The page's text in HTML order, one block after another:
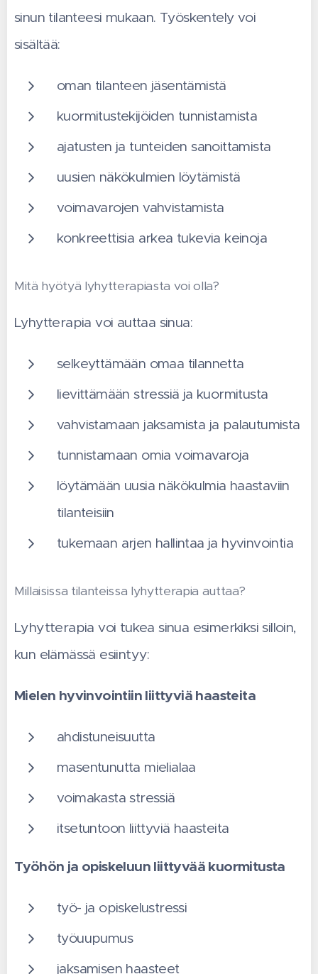
sinun tilanteesi mukaan. Työskentely voi
sisältää:
oman tilanteen jäsentämistä
kuormitustekijöiden tunnistamista
ajatusten ja tunteiden sanoittamista
uusien näkökulmien löytämistä
voimavarojen vahvistamista
konkreettisia arkea tukevia keinoja
Mitä hyötyä lyhytterapiasta voi olla?
Lyhytterapia voi auttaa sinua:
selkeyttämään omaa tilannetta
lievittämään stressiä ja kuormitusta
vahvistamaan jaksamista ja palautumista
tunnistamaan omia voimavaroja
löytämään uusia näkökulmia haastaviin
tilanteisiin
tukemaan arjen hallintaa ja hyvinvointia
Millaisissa tilanteissa lyhytterapia auttaa?
Lyhytterapia voi tukea sinua esimerkiksi silloin,
kun elämässä esiintyy:
Mielen hyvinvointiin liittyviä haasteita
ahdistuneisuutta
masentunutta mielialaa
voimakasta stressiä
itsetuntoon liittyviä haasteita
Työhön ja opiskeluun liittyvää kuormitusta
työ- ja opiskelustressi
työuupumus
jaksamisen haasteet